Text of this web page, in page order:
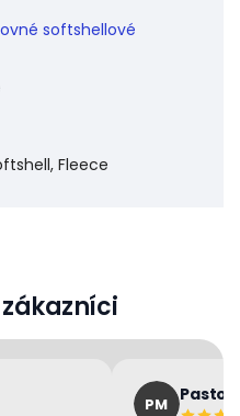
softshellové
Fleece
PM